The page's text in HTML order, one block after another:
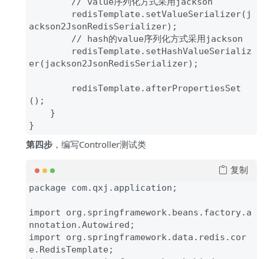
ackson2JsonRedisSerializer);
er(jackson2JsonRedisSerializer);
();
}
第四步 ，编写Controller测试类
package com.qxj.application;
import org.springframework.beans.factory.a
nnotation.Autowired;
import org.springframework.data.redis.cor
e.RedisTemplate;
复制